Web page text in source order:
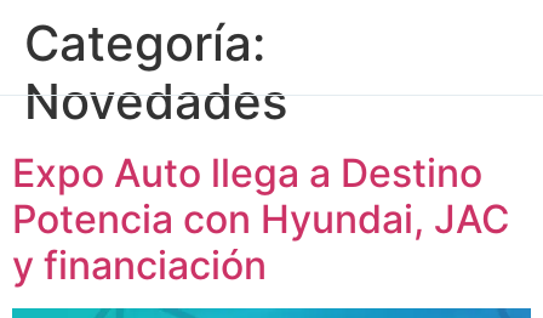
Categoría:
Novedades
Expo Auto llega a Destino
Potencia con Hyundai, JAC
y financiación